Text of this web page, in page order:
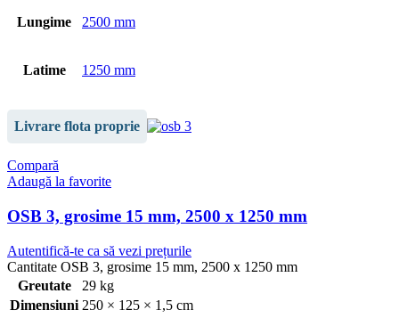
Lungime 2500 mm
Latime 1250 mm
Livrare flota proprie
Compară
Adaugă la favorite
OSB 3, grosime 15 mm, 2500 x 1250 mm
Autentifică-te ca să vezi prețurile
Cantitate OSB 3, grosime 15 mm, 2500 x 1250 mm
Greutate
29 kg
Dimensiuni 250 × 125 × 1,5 cm